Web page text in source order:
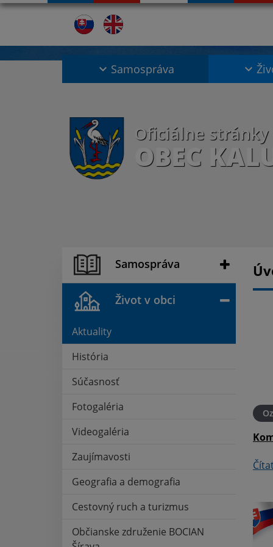
Samospráva
Oficiálne stránky
OBEC
Samospráva
Život v obci
Aktuality
História
Súčasnosť
Fotogaléria
Videogaléria
Zaujímavosti
Geografia a demografia
Cestovný ruch a turizmus
Občianske združenie BOCIAN
21. MÁJ 2026 Oznámenia
Pošta - oznámenie
Čítať ďalej